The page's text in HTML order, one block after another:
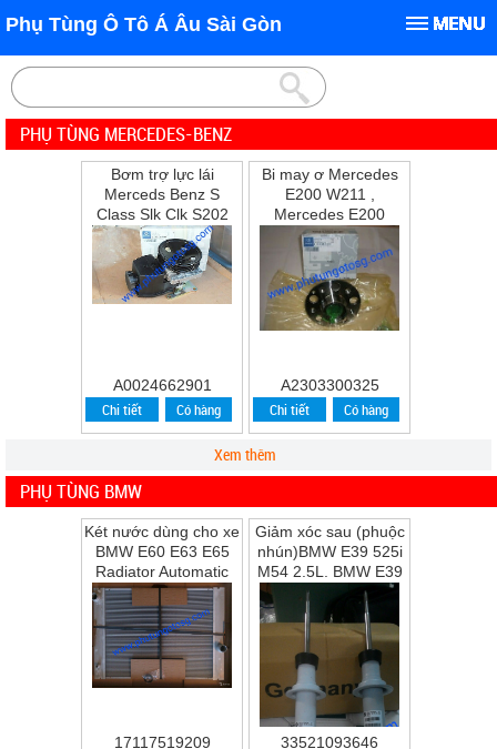
Phụ Tùng Ô Tô Á Âu Sài Gòn
PHỤ TÙNG MERCEDES-BENZ
Bơm trợ lực lái
Merceds Benz S
Class Slk Clk S202
W202 W210 S210
A0024662901
Chi tiết Có hàng
Bi may ơ Mercedes
E200 W211 ,
Mercedes E200
,E240 ,E280
A2303300325
Chi tiết Có hàng
Xem thêm
PHỤ TÙNG BMW
Két nước dùng cho xe
BMW E60 E63 E65
Radiator Automatic
Transmission
17117519209
Giảm xóc sau (phuộc
nhún)BMW E39 525i
M54 2.5L, BMW E39
528i M52 2.8L, BMW
E39 530i M54 ...
33521093646